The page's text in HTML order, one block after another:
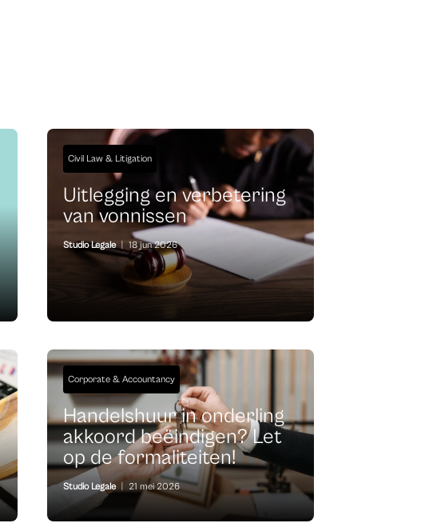
Civil Law & Litigation
Uitlegging en verbetering
van vonnissen
Studio Legale 18 jun 2026
Corporate & Accountancy
Handelshuur in onderling
akkoord beëindigen? Let
op de formaliteiten!
Studio Legale 21 mei 2026